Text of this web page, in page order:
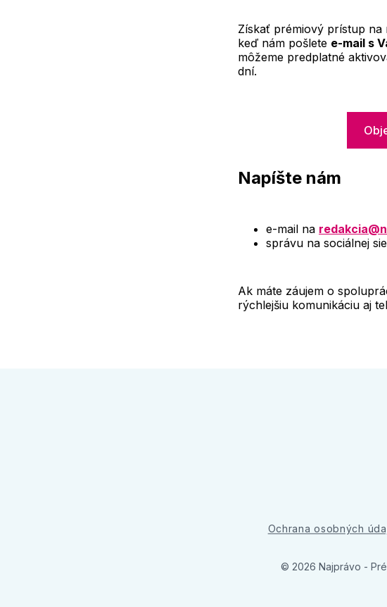
Získať prémiový prístup
keď nám pošlete e-mail s
môžeme predplatné
dní.
Napíšte nám
e-mail na
správu na sociálnej
Ak máte záujem o
rýchlejšiu komunikáciu aj
Ochrana osobných
© 2026 Najprávo -